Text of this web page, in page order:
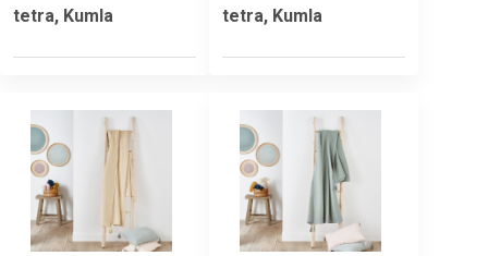
tetra, Kumla
tetra, Kumla